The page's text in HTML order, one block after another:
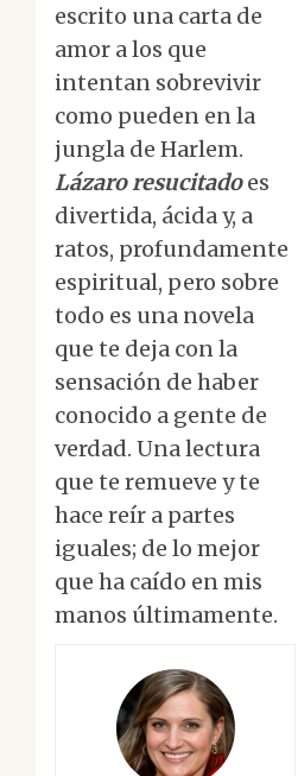
escrito una carta de
amor a los que
intentan sobrevivir
como pueden en la
jungla de Harlem.
Lázaro resucitadoes
divertida, ácida y, a
ratos, profundamente
espiritual, pero sobre
todo es una novela
que te deja con la
sensación de haber
conocido a gente de
verdad. Una lectura
que te remueve y te
hace reír a partes
iguales; de lo mejor
que ha caído en mis
manos últimamente.